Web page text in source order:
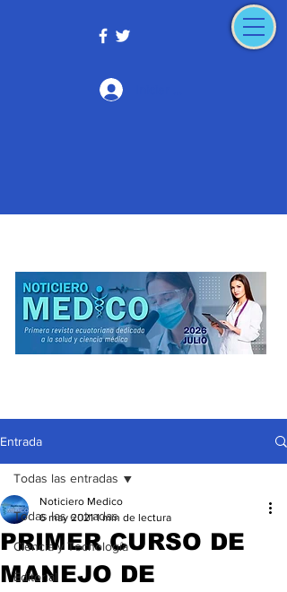
Entrada
Todas las entradas
Ciencia y Tecnología
Editorial
Todas las entradas
PRIMER CURSO DE
MANEJO DE
Noticiero Medico
6 may 2021 1 min de lectura